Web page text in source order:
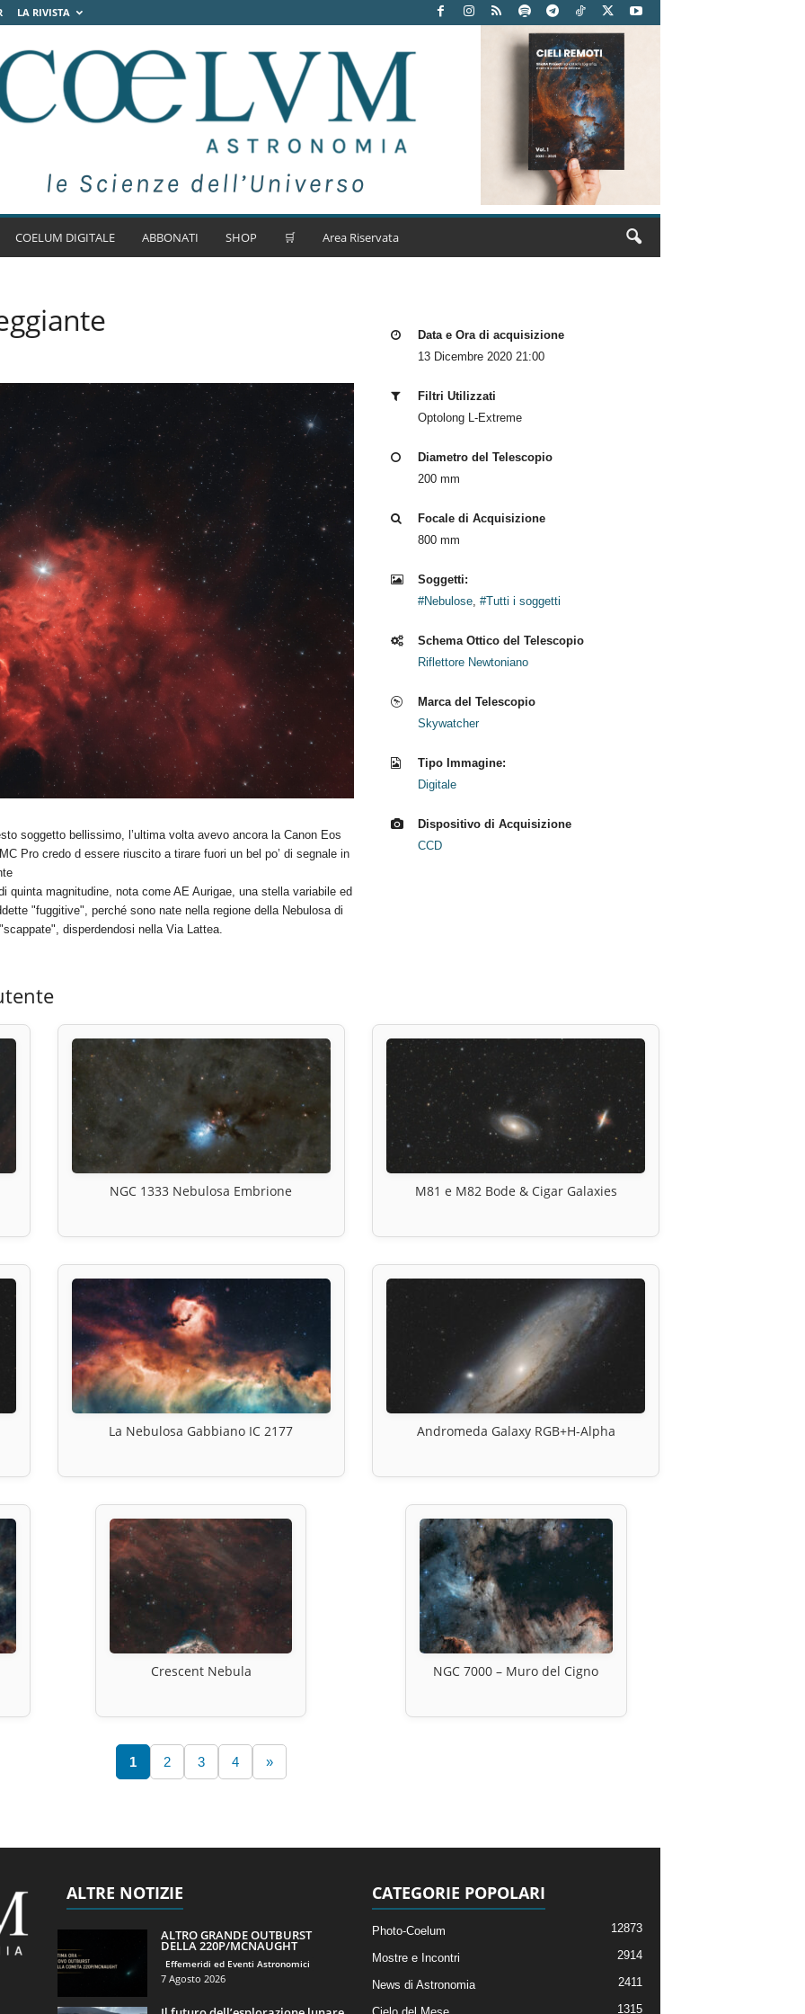
LA RIVISTA
COELUM DIGITALE ABBONATI SHOP 🛒 Area Riservata
soggetto bellissimo, l’ultima volta avevo ancora la Canon Eos
Pro credo d essere riuscito a tirare fuori un bel po’ di segnale in
quinta magnitudine, nota come AE Aurigae, una stella variabile ed
"fuggitive", perché sono nate nella regione della Nebulosa di
disperdendosi nella Via Lattea.
Data e Ora di acquisizione
13 Dicembre 2020 21:00
Filtri Utilizzati
Optolong L-Extreme
Diametro del Telescopio
200 mm
Focale di Acquisizione
800 mm
Soggetti:
#Nebulose, #Tutti i soggetti
Schema Ottico del Telescopio
Riflettore Newtoniano
Marca del Telescopio
Skywatcher
Tipo Immagine:
Digitale
Dispositivo di Acquisizione
CCD
NGC 1333 Nebulosa Embrione M81 e M82 Bode & Cigar Galaxies
La Nebulosa Gabbiano IC 2177 Andromeda Galaxy RGB+H-Alpha
Crescent Nebula NGC 7000 – Muro del Cigno
1 2 3 4 »
ALTRE NOTIZIE
ALTRO GRANDE OUTBURST
DELLA 220P/MCNAUGHT
Effemeridi ed Eventi Astronomici
7 Agosto 2026
CATEGORIE POPOLARI
Photo-Coelum 12873
Mostre e Incontri 2914
News di Astronomia 2411
1315